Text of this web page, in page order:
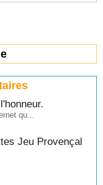
qu...
Jeu Provençal